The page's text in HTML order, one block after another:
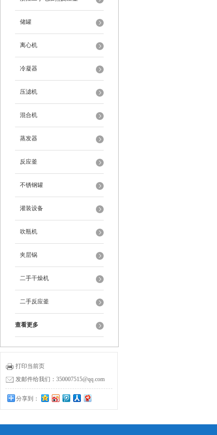
储罐
离心机
冷凝器
压滤机
混合机
蒸发器
反应釜
不锈钢罐
灌装设备
吹瓶机
夹层锅
二手干燥机
二手反应釜
查看更多
打印当前页
发邮件给我们：350007515@qq.com
分享到：